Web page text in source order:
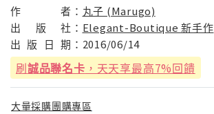
作 者： 丸子 (Marugo)
出
版 社： Elegant-Boutique 新手作
出 版 日 期： 2016/06/14
刷誠品聯名卡 ，天天享最高7%回饋
大量採購團購專區